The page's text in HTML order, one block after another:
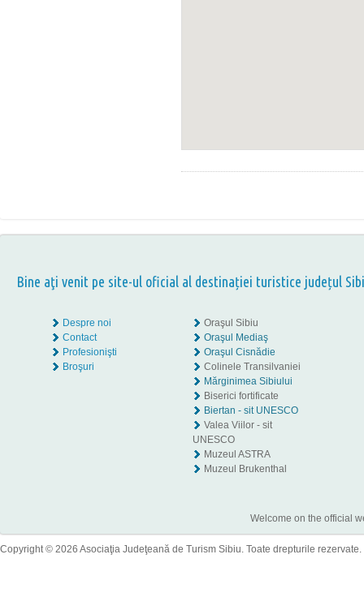
Bine aţi venit pe site-ul oficial al destinației turistice județul
Despre noi
Contact
Profesionişti
Broşuri
Oraşul Sibiu
Oraşul Mediaş
Oraşul Cisnădie
Colinele Transilvaniei
Mărginimea Sibiului
Biserici fortificate
Biertan - sit UNESCO
Valea Viilor - sit
UNESCO
Muzeul ASTRA
Muzeul Brukenthal
Welcome on the official
Copyright © 2026 Asociaţia Judeţeană de Turism Sibiu. Toate drepturile rezervate.